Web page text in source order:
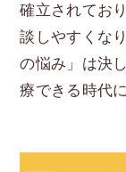
確立されてお
談しやすくな
の悩み」は決
療できる時代